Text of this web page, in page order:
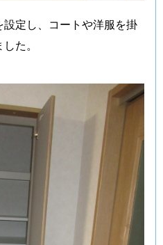
定し、コートや洋服を掛
た。